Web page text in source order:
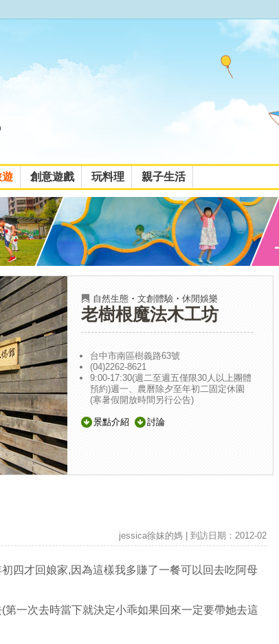
遊 創意遊戲 玩料理 親子生活
自然生態 ・ 文創體驗 ・ 休閒娛樂
老樹根魔法木工坊
台中市南區樹義路63號
(04)2262-8621
9:00-17:30(週二至週五僅限30人以上團體
預約)週一、農曆除夕至年初二固定休園
(寒暑假開放時間另行公告)
景點介紹 討論
jessica徐妹的媽 | 到訪日期：2012-02
四才回娘家,因為這樣我多賺了一餐可以回去吃阿母
一次去時當下就決定小乖如果回來一定要帶她去這